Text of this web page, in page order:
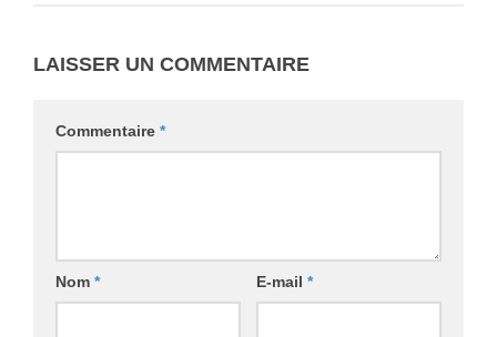
LAISSER UN COMMENTAIRE
Commentaire *
Nom * E-mail *